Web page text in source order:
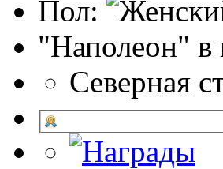
Пол:
"Наполеон" в
Северная